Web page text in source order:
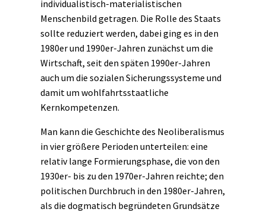
individualistisch-materialistischen
Menschenbild getragen. Die Rolle des Staats
sollte reduziert werden, dabei ging es in den
1980er und 1990er-Jahren zunächst um die
Wirtschaft, seit den späten 1990er-Jahren
auch um die sozialen Sicherungssysteme und
damit um wohlfahrtsstaatliche
Kernkompetenzen.
Man kann die Geschichte des Neoliberalismus
in vier größere Perioden unterteilen: eine
relativ lange Formierungsphase, die von den
1930er- bis zu den 1970er-Jahren reichte; den
politischen Durchbruch in den 1980er-Jahren,
als die dogmatisch begründeten Grundsätze